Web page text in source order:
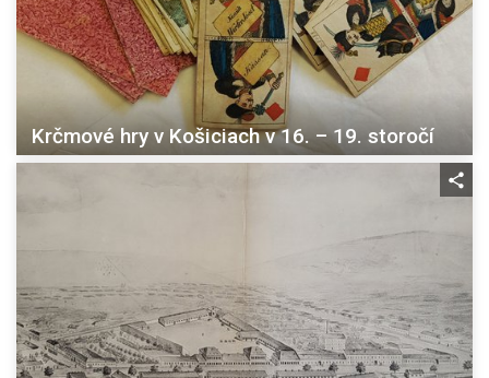
Krčmové hry v Košiciach v 16. – 19. storočí